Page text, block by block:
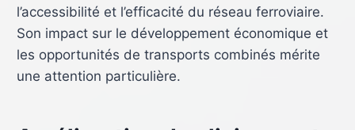
l’accessibilité et l’efficacité du réseau ferroviaire.
Son impact sur le développement économique et
les opportunités de transports combinés mérite
une attention particulière.